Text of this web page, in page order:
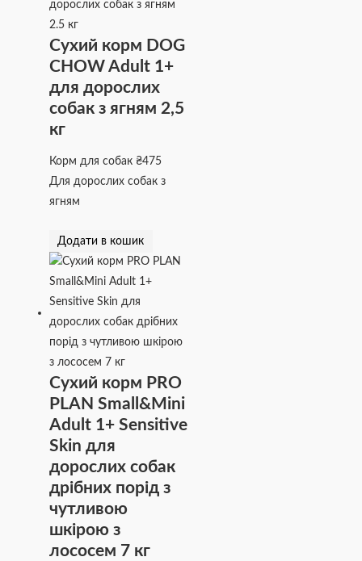
Сухий корм DOG
CHOW Adult 1+
для дорослих
собак з ягням 2,5
кг
Корм для собак₴475
Для дорослих собак з
ягням
Додати в кошик
Сухий корм PRO
PLAN Small&Mini
Adult 1+ Sensitive
Skin для
дорослих собак
дрібних порід з
чутливою
шкірою з
лососем 7 кг